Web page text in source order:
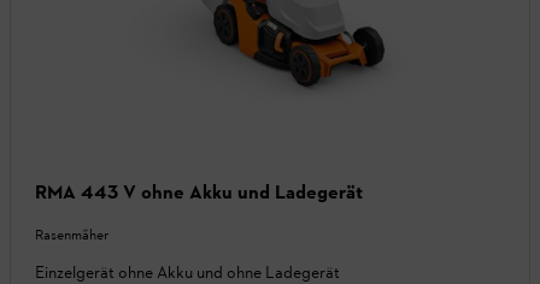
RMA 443 V ohne Akku und Ladegerät
Rasenmäher
Einzelgerät ohne Akku und ohne Ladegerät